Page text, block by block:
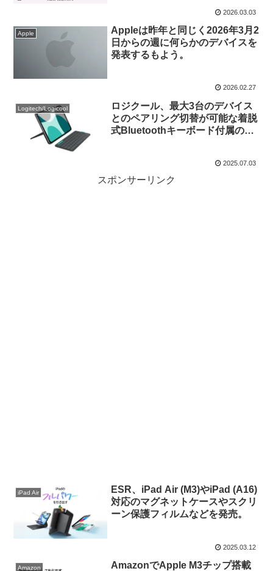
2026.03.03
Apple
Appleは昨年と同じく2026年3月2
日からの週に何らかのデバイスを
発表するもよう。
2026.02.27
Logitech/Logicool
ロジクール、最大3台のデバイス
とのペアリング切替が可能な着脱
式Bluetoothキーボード付属の
2025.07.03
スポンサーリンク
iPad Air
ESR、iPad Air (M3)やiPad (A16)
対応のマグネットケースやスクリ
ーン保護フィルムなどを発売。
2025.03.12
Amazon
AmazonでApple M3チップ搭載